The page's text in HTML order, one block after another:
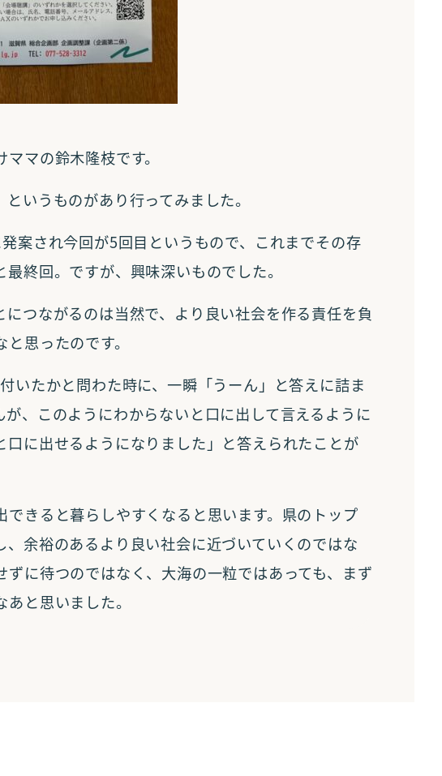
マの鈴木隆枝です。
いうものがあり行ってみました。
案され今回が5回目というもので、これまでその存
終回。ですが、興味深いものでした。
つながるのは当然で、より良い社会を作る責任を負
思ったのです。
いたかと問わた時に、一瞬「うーん」と答えに詰ま
、このようにわからないと口に出して言えるように
に出せるようになりました」と答えられたことが
きると暮らしやすくなると思います。県のトップ
余裕のあるより良い社会に近づいていくのではな
に待つのではなく、大海の一粒ではあっても、まず
と思いました。